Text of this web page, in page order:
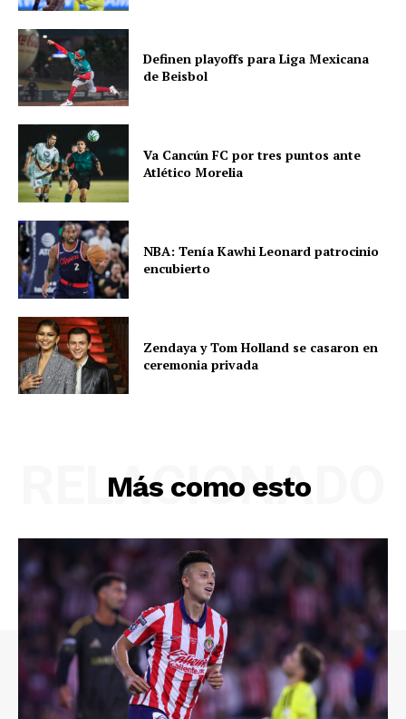
Definen playoffs para Liga Mexicana
de Beisbol
Va Cancún FC por tres puntos ante
Atlético Morelia
NBA: Tenía Kawhi Leonard patrocinio
encubierto
Zendaya y Tom Holland se casaron en
ceremonia privada
Más como esto
RELACIONADO